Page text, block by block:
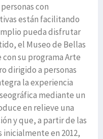
con
están facilitando
pueda disfrutar
el Museo de Bellas
su programa Arte
dirigido a personas
la experiencia
mediante un
en relieve una
y que, a partir de las
en 2012,